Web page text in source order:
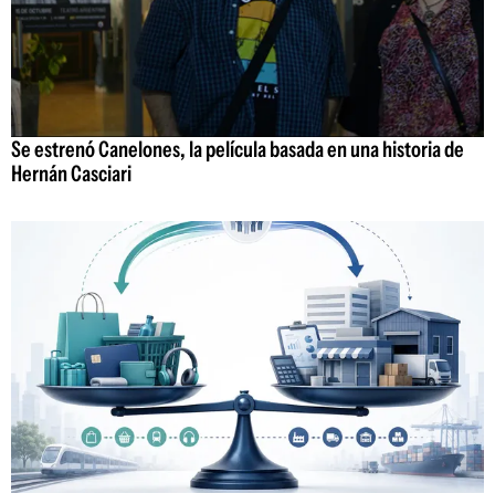
Se estrenó Canelones, la película basada en una historia de
Hernán Casciari